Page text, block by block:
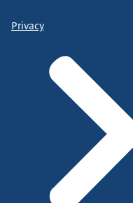
Privacy